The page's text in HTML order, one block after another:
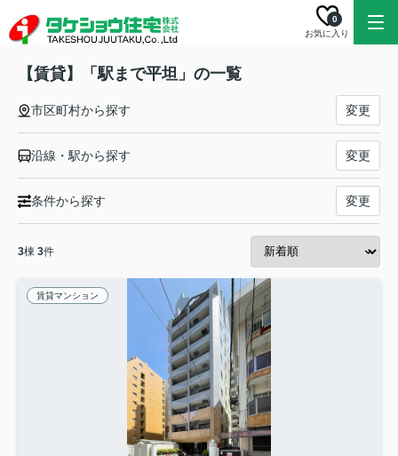
お気に入り
0
【賃貸】「駅まで平坦」の一覧
市区町村から探す 変更
沿線・駅から探す 変更
条件から探す 変更
3棟 3件
賃貸マンション